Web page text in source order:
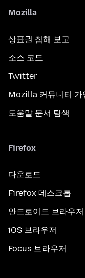
Mozilla
상표권 침해 보고
소스 코드
Twitter
Mozilla 커뮤니티 가
도움말 문서 탐색
Firefox
다운로드
Firefox 데스크톱
안드로이드 브라우저
iOS 브라우저
Focus 브라우저